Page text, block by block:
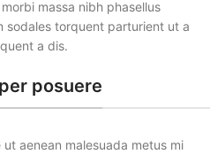
massa nibh phasellus
sodales torquent parturient ut a
a dis.
posuere
aenean malesuada metus mi